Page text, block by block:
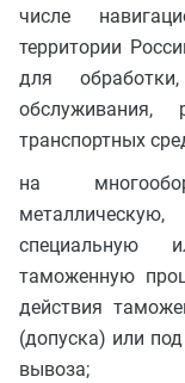
числе
территории
для
транспортных
на
таможенную
действия
(допуска) или
вывоза;